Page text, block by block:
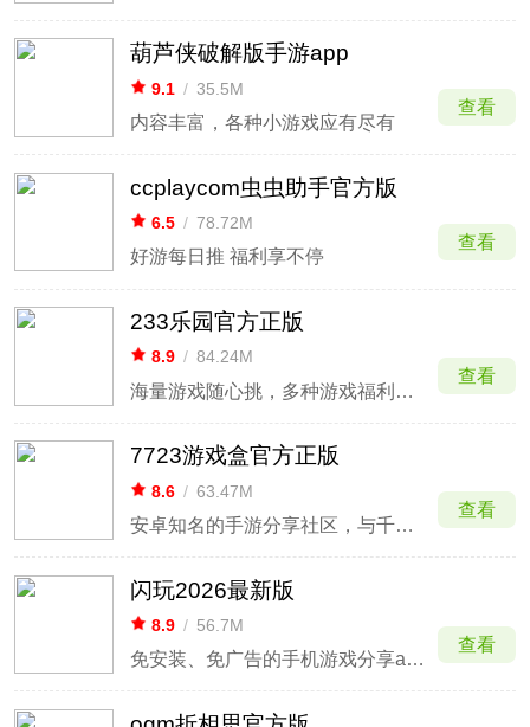
葫芦侠破解版手游app
9.1 / 35.5M
内容丰富，各种小游戏应有尽有
查看
ccplaycom虫虫助手官方版
6.5 / 78.72M
好游每日推 福利享不停
查看
233乐园官方正版
8.9 / 84.24M
海量游戏随心挑，多种游戏福利一网打尽
查看
7723游戏盒官方正版
8.6 / 63.47M
安卓知名的手游分享社区，与千万UP主共享好游戏
查看
闪玩2026最新版
8.9 / 56.7M
免安装、免广告的手机游戏分享app
查看